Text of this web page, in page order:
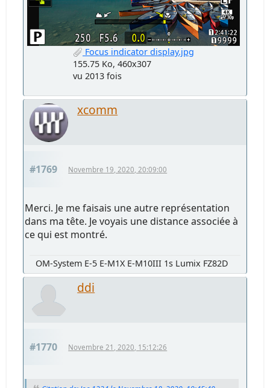
Focus indicator display.jpg
155.75 Ko, 460x307
vu 2013 fois
xcomm
#1769 Novembre 19, 2020, 20:09:00
Merci. Je me faisais une autre représentation
dans ma tête. Je voyais une distance associée à
ce qui est montré.
OM-System E-5 E-M1X E-M10III 1s Lumix FZ82D
ddi
#1770 Novembre 21, 2020, 15:12:26